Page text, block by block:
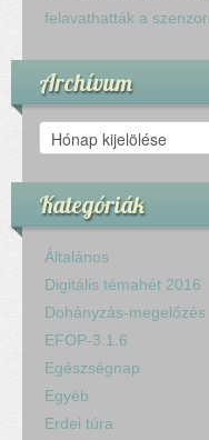
TÁMOP-3.1.6-11/
TIOP-1.1.1-12/1
Kutyaterápia
RRF-1.2.4-25-
Ökoiskola
Elérhetőségek
Fogadóóra
felavathatták a
Archívum
Archívum
Kategóriák
Általános
Digitális témahét 2016
Dohányzás-megelőzés
EFOP-3.1.6
Egészségnap
Egyéb
Erdei túra